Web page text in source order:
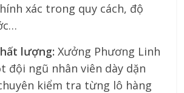
xác trong quy cách, độ
lượng: Xưởng Phương Linh
đội ngũ nhân viên dày dặn
kiểm tra từng lô hàng